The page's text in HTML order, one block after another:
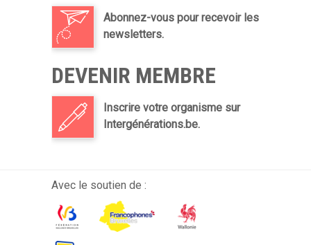
Abonnez-vous pour recevoir les
newsletters.
DEVENIR MEMBRE
Inscrire votre organisme sur
Intergénérations.be.
Avec le soutien de :